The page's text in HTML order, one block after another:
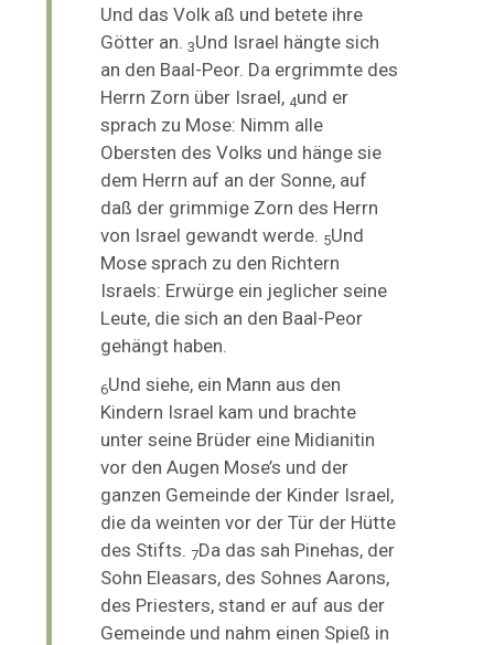
Und das Volk aß und betete ihre
Götter an.3Und Israel hängte sich
an den Baal-Peor. Da ergrimmte des
Herrn Zorn über Israel, 4und er
sprach zu Mose: Nimm alle
Obersten des Volks und hänge sie
dem Herrn auf an der Sonne, auf
daß der grimmige Zorn des Herrn
von Israel gewandt werde. 5Und
Mose sprach zu den Richtern
Israels: Erwürge ein jeglicher seine
Leute, die sich an den Baal-Peor
gehängt haben.
6Und siehe, ein Mann aus den
Kindern Israel kam und brachte
unter seine Brüder eine Midianitin
vor den Augen Mose’s und der
ganzen Gemeinde der Kinder Israel,
die da weinten vor der Tür der Hütte
des Stifts. 7Da das sah Pinehas, der
Sohn Eleasars, des Sohnes Aarons,
des Priesters, stand er auf aus der
Gemeinde und nahm einen Spieß in